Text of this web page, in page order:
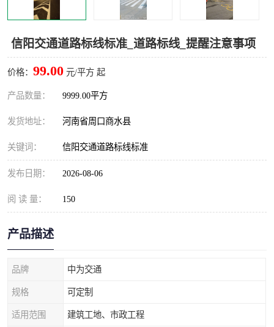
信阳交通道路标线标准_道路标线_提醒注意事项
价格： 99.00 元/平方 起
产品数量： 9999.00平方
发货地址： 河南省周口商水县
关键词： 信阳交通道路标线标准
发布日期： 2026-08-06
阅 读 量： 150
产品描述
品牌 中为交通
规格 可定制
适用范围 建筑工地、市政工程